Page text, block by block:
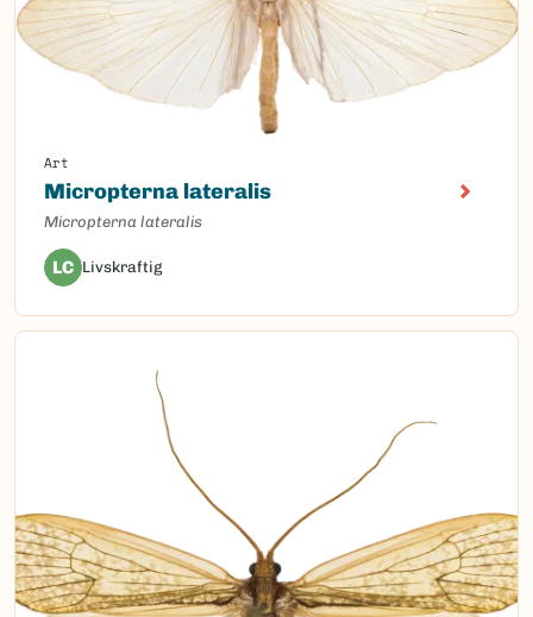
Art
Micropterna lateralis
Micropterna lateralis
LC Livskraftig